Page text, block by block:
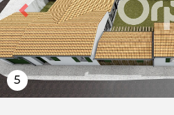
Previous
5